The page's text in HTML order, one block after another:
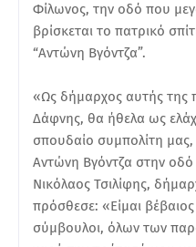
Φίλωνος, την οδό που
βρίσκεται το πατρικό
“Αντώνη Βγόντζα”.
«Ως δήμαρχος αυτής της
Δάφνης, θα ήθελα ως
σπουδαίο συμπολίτη
Αντώνη Βγόντζα στην
Νικόλαος Τσιλίφης,
πρόσθεσε: «Είμαι
σύμβουλοι, όλων των